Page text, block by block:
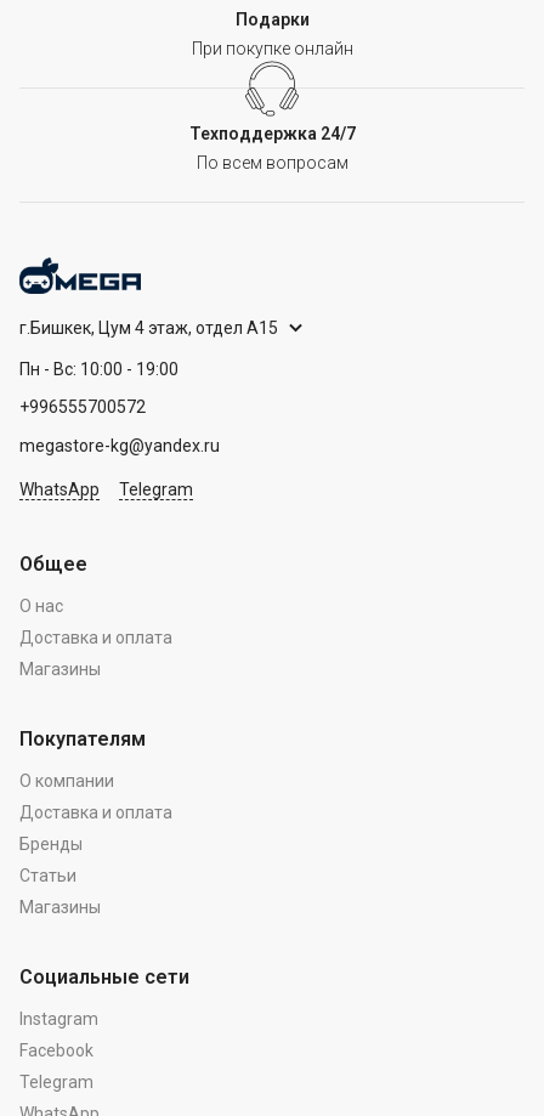
Подарки
При покупке онлайн
Техподдержка 24/7
По всем вопросам
г.Бишкек, Цум 4 этаж, отдел А15
Пн - Вс: 10:00 - 19:00
+996555700572
megastore-kg@yandex.ru
WhatsApp Telegram
Общее
О нас
Доставка и оплата
Магазины
Покупателям
О компании
Доставка и оплата
Бренды
Статьи
Магазины
Социальные сети
Instagram
Facebook
Telegram